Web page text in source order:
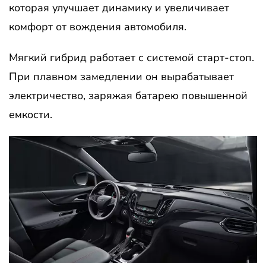
которая улучшает динамику и увеличивает
комфорт от вождения автомобиля.
Мягкий гибрид работает с системой старт-стоп.
При плавном замедлении он вырабатывает
электричество, заряжая батарею повышенной
емкости.